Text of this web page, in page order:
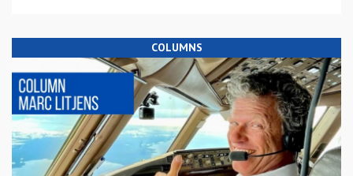
COLUMNS